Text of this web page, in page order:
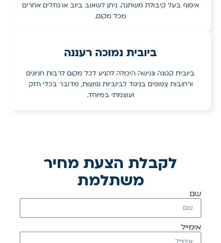
איסוף בעל קיבולת משתנה. ניתן לשאוב ביוב או נוזלים אחרים
מכל מקום.
ביובית נמוכה רעננה
ביובית קטנה ונגישה היכולה להגיע לכל מקום לרבות חניונים
ורחובות צפופים בניגוד לביוביות נפוצות, מדובר בכלי חזק
ועוצמתי במיוחד.
לקבלת הצעת מחיר
משתלמת
שם
אימייל